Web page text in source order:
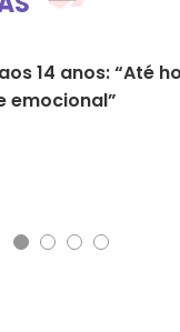
14 anos: “Até
emocional”